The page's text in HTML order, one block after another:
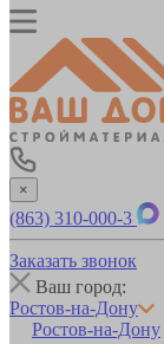
×
(863) 310-000-3
Заказать звонок
Ваш город:
Ростов-на-Дону
Ростов-на-Дону